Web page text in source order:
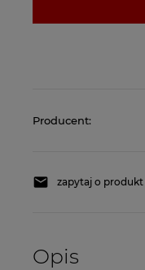
Producent:
zapytaj o produkt
Opis